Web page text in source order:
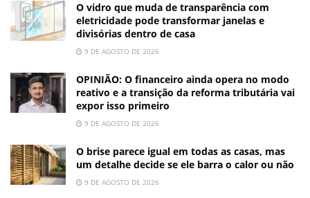
O vidro que muda de transparência com
eletricidade pode transformar janelas e
divisórias dentro de casa
9 DE AGOSTO DE 2026
OPINIÃO: O financeiro ainda opera no modo
reativo e a transição da reforma tributária vai
expor isso primeiro
9 DE AGOSTO DE 2026
O brise parece igual em todas as casas, mas
um detalhe decide se ele barra o calor ou não
9 DE AGOSTO DE 2026